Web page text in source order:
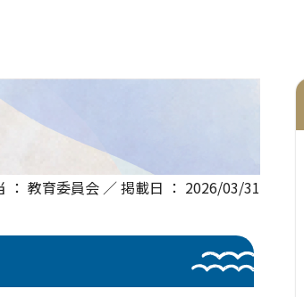
： 教育委員会 ／ 掲載日 ： 2026/03/31